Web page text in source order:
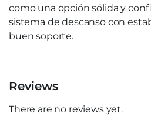
como una opción sólida y
sistema de descanso con
buen soporte.
Reviews
There are no reviews yet.